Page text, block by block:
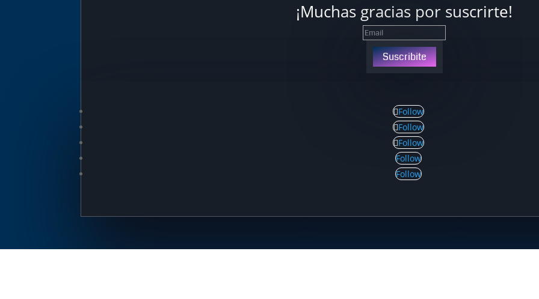
¡Muchas gracias por suscrirte!
Suscribite
Follow
Follow
Follow
Follow
Follow